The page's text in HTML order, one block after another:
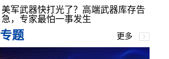
美军武器快打光了？高端武器库存告
急，专家最怕一事发生
专题 更多